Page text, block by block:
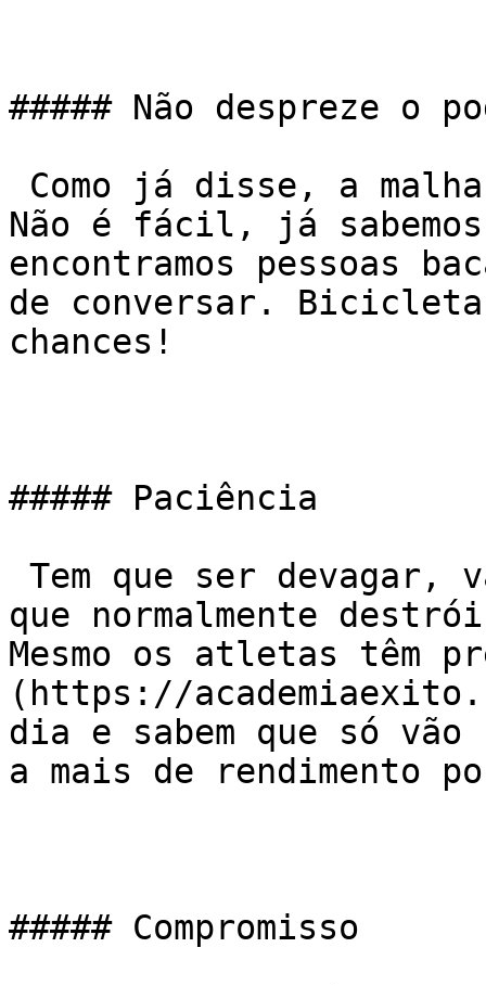
##### Não despreze o
Não é fácil, já
encontramos pessoas
de conversar. Bicicleta
chances!
##### Paciência
que normalmente
Mesmo os atletas têm
(https://
dia e sabem que só vão
a mais de rendimento
##### Compromisso